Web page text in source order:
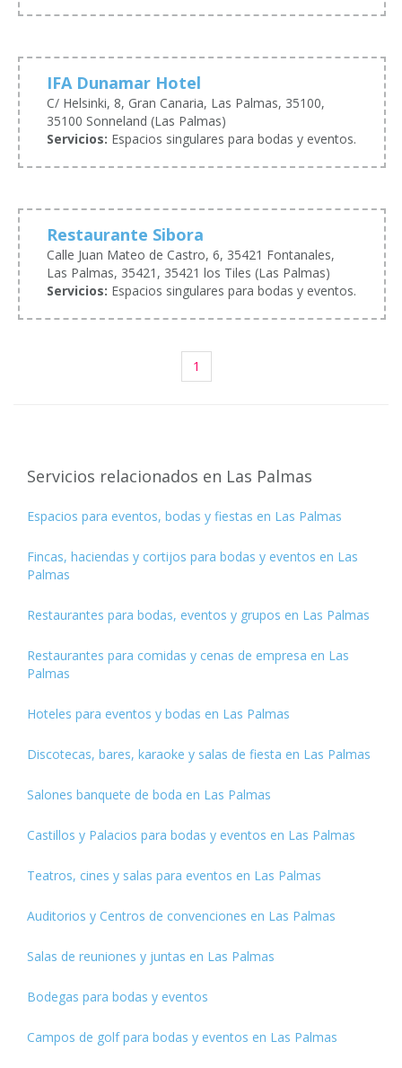
IFA Dunamar Hotel
C/ Helsinki, 8, Gran Canaria, Las Palmas, 35100,
35100 Sonneland (Las Palmas)
Servicios: Espacios singulares para bodas y eventos.
Restaurante Sibora
Calle Juan Mateo de Castro, 6, 35421 Fontanales,
Las Palmas, 35421, 35421 los Tiles (Las Palmas)
Servicios: Espacios singulares para bodas y eventos.
1
Servicios relacionados en Las Palmas
Espacios para eventos, bodas y fiestas en Las Palmas
Fincas, haciendas y cortijos para bodas y eventos en Las
Palmas
Restaurantes para bodas, eventos y grupos en Las Palmas
Restaurantes para comidas y cenas de empresa en Las
Palmas
Hoteles para eventos y bodas en Las Palmas
Discotecas, bares, karaoke y salas de fiesta en Las Palmas
Salones banquete de boda en Las Palmas
Castillos y Palacios para bodas y eventos en Las Palmas
Teatros, cines y salas para eventos en Las Palmas
Auditorios y Centros de convenciones en Las Palmas
Salas de reuniones y juntas en Las Palmas
Bodegas para bodas y eventos
Campos de golf para bodas y eventos en Las Palmas